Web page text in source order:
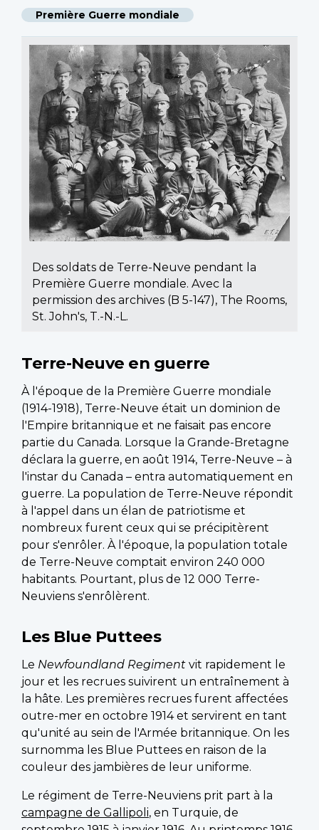
Première Guerre mondiale
Des soldats de Terre-Neuve pendant la
Première Guerre mondiale. Avec la
permission des archives (B 5-147), The Rooms,
St. John's, T.-N.-L.
Terre-Neuve en guerre
À l'époque de la Première Guerre mondiale
(1914-1918), Terre-Neuve était un dominion de
l'Empire britannique et ne faisait pas encore
partie du Canada. Lorsque la Grande-Bretagne
déclara la guerre, en août 1914, Terre-Neuve – à
l'instar du Canada – entra automatiquement en
guerre. La population de Terre-Neuve répondit
à l'appel dans un élan de patriotisme et
nombreux furent ceux qui se précipitèrent
pour s'enrôler. À l'époque, la population totale
de Terre-Neuve comptait environ 240 000
habitants. Pourtant, plus de 12 000 Terre-
Neuviens s'enrôlèrent.
Les Blue Puttees
Le Newfoundland Regiment vit rapidement le
jour et les recrues suivirent un entraînement à
la hâte. Les premières recrues furent affectées
outre-mer en octobre 1914 et servirent en tant
qu'unité au sein de l'Armée britannique. On les
surnomma les Blue Puttees en raison de la
couleur des jambières de leur uniforme.
Le régiment de Terre-Neuviens prit part à la
campagne de Gallipoli, en Turquie, de